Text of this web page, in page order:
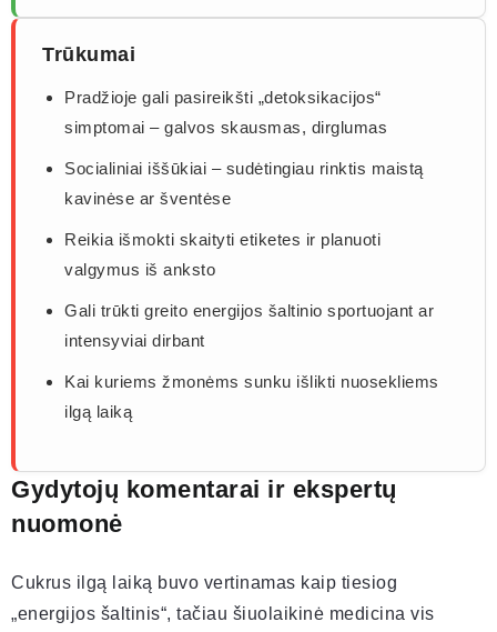
Trūkumai
Pradžioje gali pasireikšti „detoksikacijos“
simptomai – galvos skausmas, dirglumas
Socialiniai iššūkiai – sudėtingiau rinktis maistą
kavinėse ar šventėse
Reikia išmokti skaityti etiketes ir planuoti
valgymus iš anksto
Gali trūkti greito energijos šaltinio sportuojant ar
intensyviai dirbant
Kai kuriems žmonėms sunku išlikti nuosekliems
ilgą laiką
Gydytojų komentarai ir ekspertų
nuomonė
Cukrus ilgą laiką buvo vertinamas kaip tiesiog
„energijos šaltinis“, tačiau šiuolaikinė medicina vis